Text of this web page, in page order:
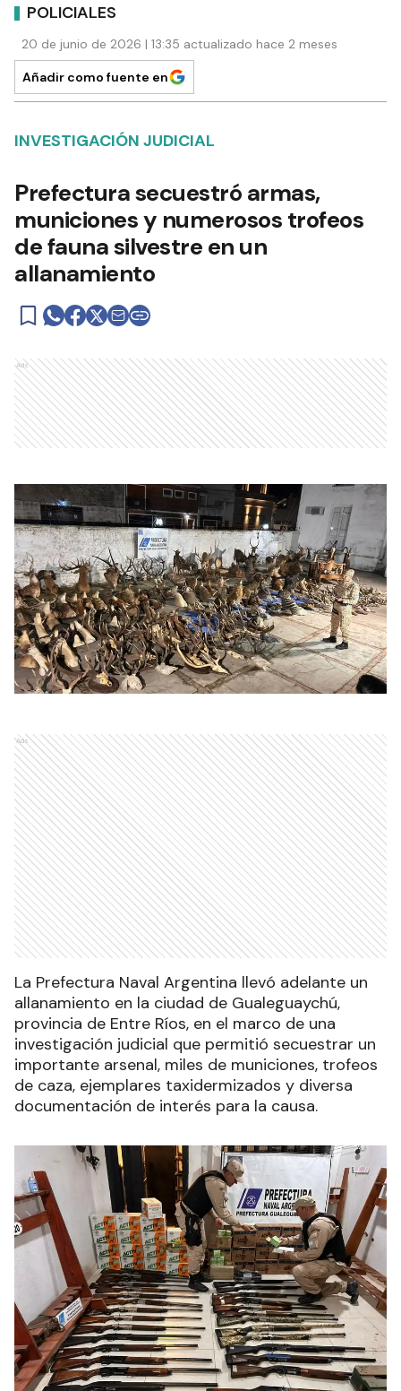
POLICIALES
20 de junio de 2026 | 13:35 actualizado hace 2 meses
Añadir como fuente en
INVESTIGACIÓN JUDICIAL
Prefectura secuestró armas,
municiones y numerosos trofeos
de fauna silvestre en un
allanamiento
Ads
Ads
La Prefectura Naval Argentina llevó adelante un
allanamiento en la ciudad de Gualeguaychú,
provincia de Entre Ríos, en el marco de una
investigación judicial que permitió secuestrar un
importante arsenal, miles de municiones, trofeos
de caza, ejemplares taxidermizados y diversa
documentación de interés para la causa.